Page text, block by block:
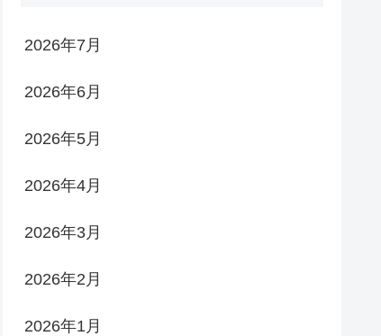
2026年7月
2026年6月
2026年5月
2026年4月
2026年3月
2026年2月
2026年1月